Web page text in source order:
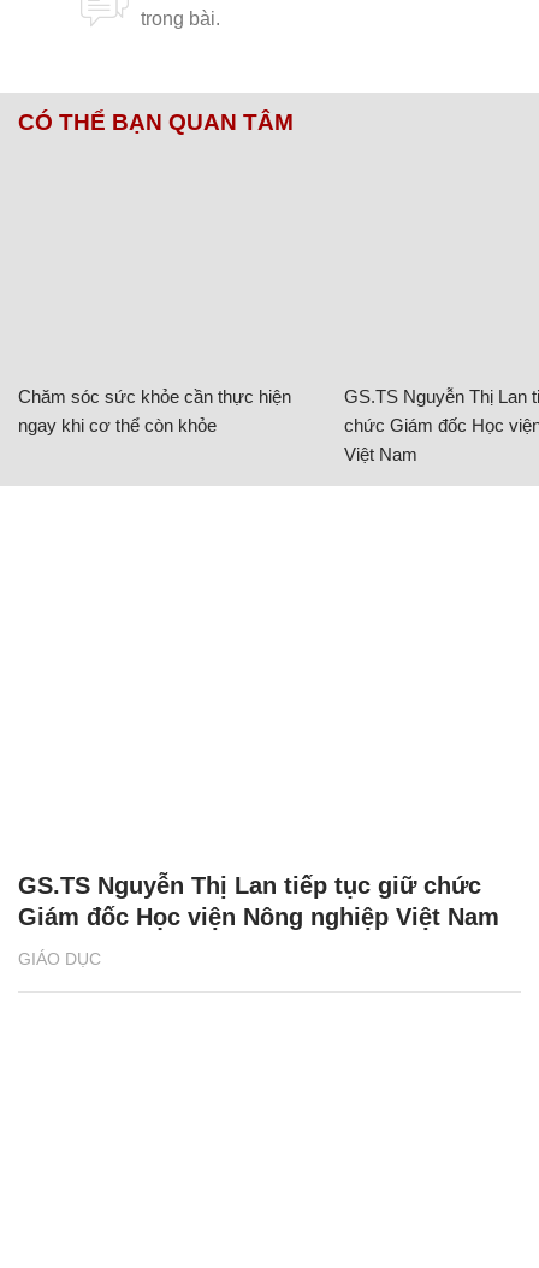
CÓ THỂ BẠN QUAN TÂM
Chăm sóc sức khỏe cần thực hiện
ngay khi cơ thể còn khỏe
GS.TS Nguyễn Thị Lan
chức Giám đốc Học
Việt Nam
GIÁO DỤC
GS.TS Nguyễn Thị Lan tiếp tục giữ chức
Giám đốc Học viện Nông nghiệp Việt Nam